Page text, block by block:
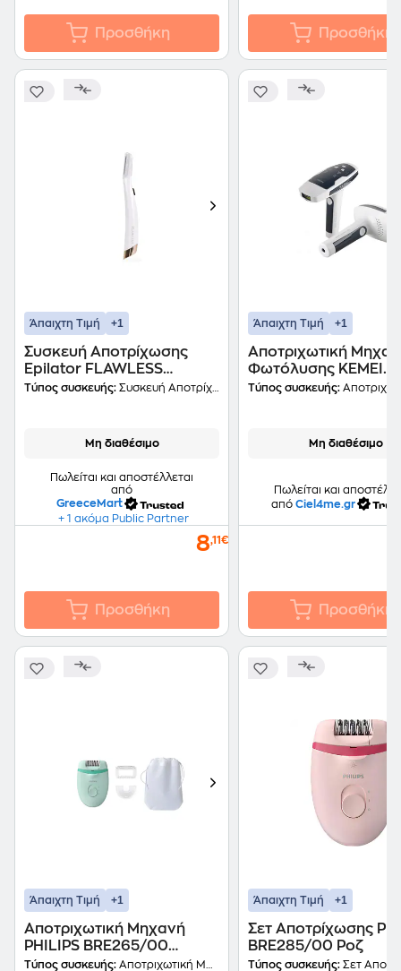
Προσθήκη Προσθήκη
Άπαιχτη Τιμή +1
Συσκευή Αποτρίχωσης
Epilator FLAWLESS
DERMAPLANE GLO Λευκό
Τύπος συσκευής: Συσκευή Αποτρίχωσης
Μη διαθέσιμο
Πωλείται και αποστέλλεται
από
GreeceMart
+ 1 ακόμα Public Partner
8,11€
Προσθήκη
Άπαιχτη Τιμή +1
Αποτριχωτική
Φωτόλυσης KEMEI
KM6812 Μαύρο
Τύπος συσκευής: Αποτριχωτική
Μη διαθέσιμο
Πωλείται και
από Ciel4me.gr
Προσθήκη
Άπαιχτη Τιμή +1
Αποτριχωτική Μηχανή
PHILIPS BRE265/00
SATINELLE ESSENTIAL
Τύπος συσκευής: Αποτριχωτική Μηχανή
Άπαιχτη Τιμή +1
Σετ Αποτρίχωσης
BRE285/00 Ροζ
Τύπος συσκευής: Σετ